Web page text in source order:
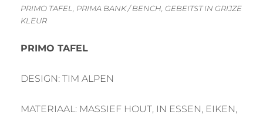
PRIMO TAFEL, PRIMA BANK / BENCH, GEBEITST IN GRIJZE
KLEUR
PRIMO TAFEL
DESIGN: TIM ALPEN
MATERIAAL: MASSIEF HOUT, IN ESSEN, EIKEN,